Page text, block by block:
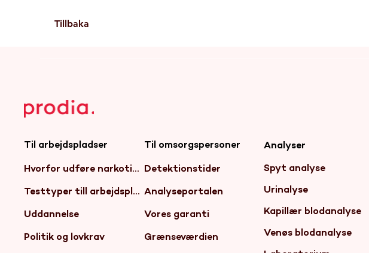
Tillbaka
Til arbejdspladser
Hvorfor udføre narkotikatest?
Testtyper till arbejdspladser
Uddannelse
Politik og lovkrav
Til omsorgspersoner
Detektionstider
Analyseportalen
Vores garanti
Grænseværdien
Analyser
Spyt analyse
Urinalyse
Kapillær blodanalyse
Venøs blodanalyse